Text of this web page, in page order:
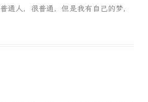
通人，很普通，但是我有自己的梦，